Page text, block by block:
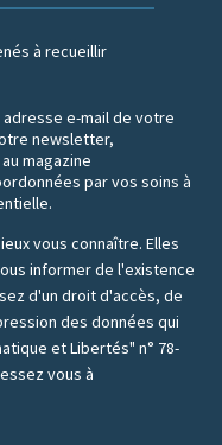
à recueillir
e-mail de votre
newsletter,
magazine
par vos soins à
vous connaître. Elles
informer de l'existence
d'un droit d'accès, de
des données qui
et Libertés" n° 78-
vous à